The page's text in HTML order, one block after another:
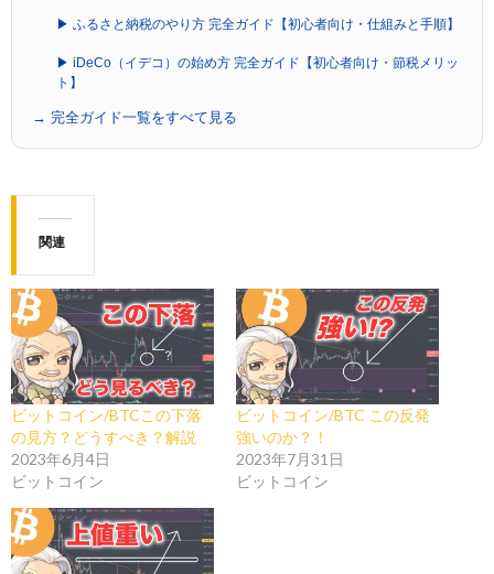
▶ ふるさと納税のやり方 完全ガイド【初心者向け・仕組みと手順】
▶ iDeCo（イデコ）の始め方 完全ガイド【初心者向け・節税メリッ
ト】
→ 完全ガイド一覧をすべて見る
関連
ビットコイン/BTCこの下落
の見方？どうすべき？解説
2023年6月4日
ビットコイン
ビットコイン/BTC この反発
強いのか？！
2023年7月31日
ビットコイン